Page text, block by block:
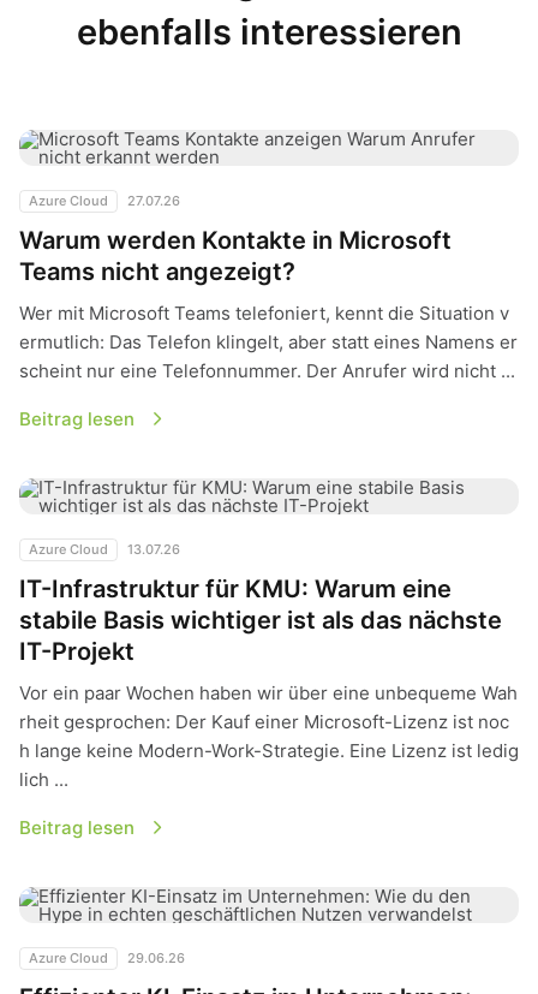
ebenfalls interessieren
Azure Cloud 27.07.26
Warum werden Kontakte in Microsoft
Teams nicht angezeigt?
Wer mit Microsoft Teams telefoniert, kennt die Situation v
ermutlich: Das Telefon klingelt, aber statt eines Namens er
scheint nur eine Telefonnummer. Der Anrufer wird nicht ...
Beitrag lesen
Warum werden Kontakte in Microsoft Teams nicht angezeigt?
Azure Cloud 13.07.26
IT-Infrastruktur für KMU: Warum eine
stabile Basis wichtiger ist als das nächste
IT-Projekt
Vor ein paar Wochen haben wir über eine unbequeme Wah
rheit gesprochen: Der Kauf einer Microsoft-Lizenz ist noc
h lange keine Modern-Work-Strategie. Eine Lizenz ist ledig
lich ...
Beitrag lesen
IT-Infrastruktur für KMU: Warum eine stabile Basis wichtiger
Azure Cloud 29.06.26
Effizienter KI-Einsatz im Unternehmen: Wie du den Hype in